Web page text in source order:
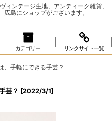
ンテージ生地、アンティーク雑貨、
島にショップがございます。
カテゴリー リンクサイト一覧
、手軽にできる手芸？
芸？ [2022/3/1]